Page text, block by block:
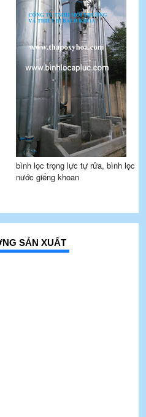
bình lọc trọng lực tự rửa, bình lọc
nước giếng khoan
SẢN XUẤT